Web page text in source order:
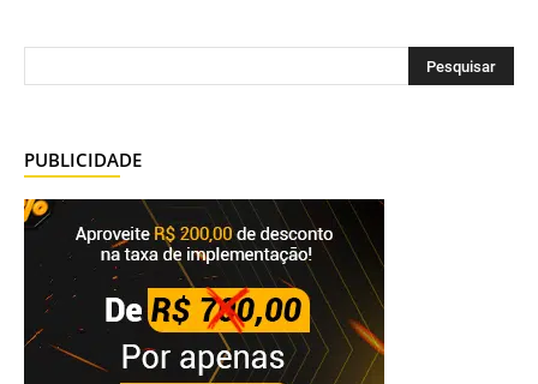
PUBLICIDADE